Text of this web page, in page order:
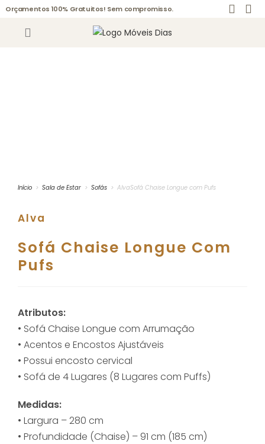
Orçamentos 100% Gratuitos! Sem compromisso.
Início > Sala de Estar > Sofás > AlvaSofá Chaise Longue com Pufs
Alva
Sofá Chaise Longue Com
Pufs
Atributos:
• Sofá Chaise Longue com Arrumação
• Acentos e Encostos Ajustáveis
• Possui encosto cervical
• Sofá de 4 Lugares (8 Lugares com Puffs)
Medidas:
• Largura – 280 cm
• Profundidade (Chaise) – 91 cm (185 cm)